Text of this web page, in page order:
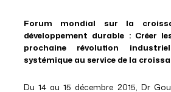
Forum mondial sur la
développement durable : Créer
prochaine révolution
systémique au service de la
Du 14 au 15 décembre 2015, Dr